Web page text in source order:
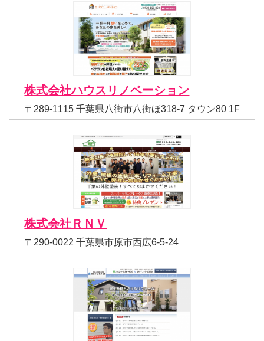
株式会社ハウスリノベーション
〒289-1115 千葉県八街市八街ほ318-7 タウン80 1F
株式会社ＲＮＶ
〒290-0022 千葉県市原市西広6-5-24